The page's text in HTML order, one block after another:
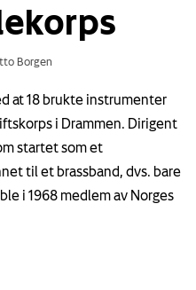
Borgen
at 18 brukte instrumenter
i Drammen. Dirigent
startet som et
til et brassband, dvs. bare
i 1968 medlem av Norges